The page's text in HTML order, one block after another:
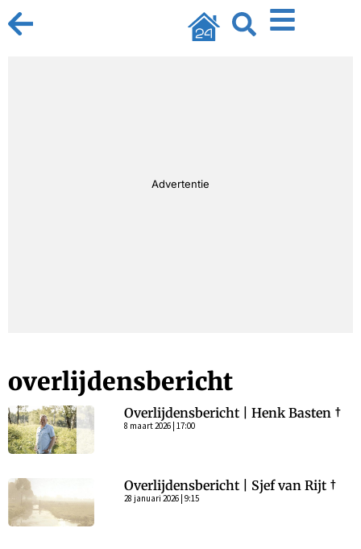
Advertentie
overlijdensbericht
Overlijdensbericht | Henk Basten †
8 maart 2026 | 17:00
Overlijdensbericht | Sjef van Rijt †
28 januari 2026 | 9:15